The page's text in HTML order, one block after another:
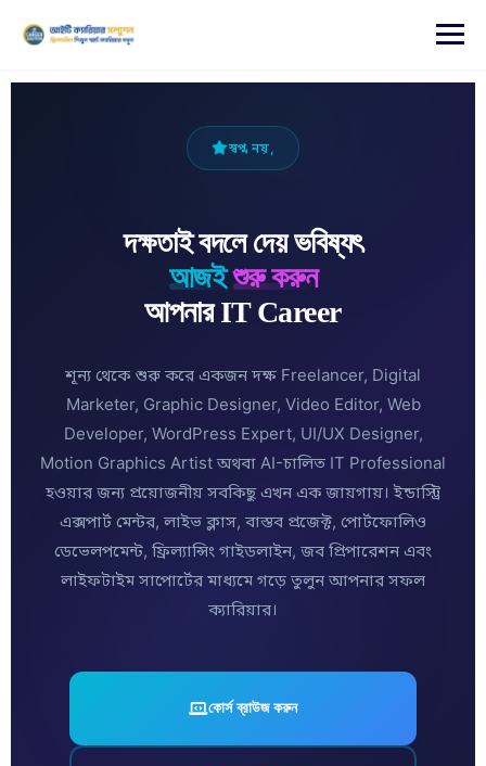
স্বপ্ন নয়,
দক্ষতাই বদলে দেয় ভবিষ্যৎ
আজই শুরু করুন
আপনার IT Career
শূন্য থেকে শুরু করে একজন দক্ষ Freelancer, Digital
Marketer, Graphic Designer, Video Editor, Web
Developer, WordPress Expert, UI/UX Designer,
Motion Graphics Artist অথবা AI-চালিত IT Professional
হওয়ার জন্য প্রয়োজনীয় সবকিছু এখন এক জায়গায়। ইন্ডাস্ট্রি
এক্সপার্ট মেন্টর, লাইভ ক্লাস, বাস্তব প্রজেক্ট, পোর্টফোলিও
ডেভেলপমেন্ট, ফ্রিল্যান্সিং গাইডলাইন, জব প্রিপারেশন এবং
লাইফটাইম সাপোর্টের মাধ্যমে গড়ে তুলুন আপনার সফল
ক্যারিয়ার।
কোর্স ব্রাউজ করুন